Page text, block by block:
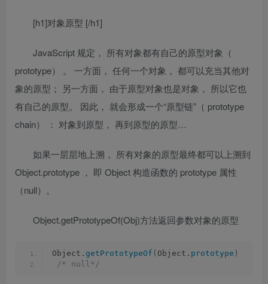
[h1]对象原型 [/h1]
JavaScript规定， 所有对象都有自己的原型对象（
prototype） 。 一方面， 任何一个对象， 都可以充当其他对
象的原型； 另一方面， 由于原型对象也是对象， 所以它也
有自己的原型。 因此， 就会形成一个“原型链” （ prototype
chain） ： 对象到原型， 再到原型的原型…
如果一层层地上溯， 所有对象的原型最终都可以上溯到
Object.prototype ， 即 Object构造函数的 prototype 属性
（null）。
Object.getPrototypeOf(Obj)方法返回参数对象的原型
Object. getPrototypeOf ( Object. prototype )
/* null*/